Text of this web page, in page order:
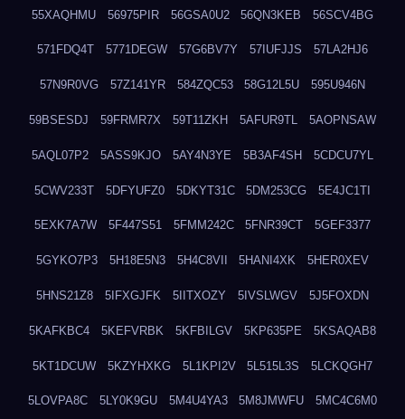
55XAQHMU 56975PIR 56GSA0U2 56QN3KEB 56SCV4BG
571FDQ4T 5771DEGW 57G6BV7Y 57IUFJJS 57LA2HJ6
57N9R0VG 57Z141YR 584ZQC53 58G12L5U 595U946N
59BSESDJ 59FRMR7X 59T11ZKH 5AFUR9TL 5AOPNSAW
5AQL07P2 5ASS9KJO 5AY4N3YE 5B3AF4SH 5CDCU7YL
5CWV233T 5DFYUFZ0 5DKYT31C 5DM253CG 5E4JC1TI
5EXK7A7W 5F447S51 5FMM242C 5FNR39CT 5GEF3377
5GYKO7P3 5H18E5N3 5H4C8VII 5HANI4XK 5HER0XEV
5HNS21Z8 5IFXGJFK 5IITXOZY 5IVSLWGV 5J5FOXDN
5KAFKBC4 5KEFVRBK 5KFBILGV 5KP635PE 5KSAQAB8
5KT1DCUW 5KZYHXKG 5L1KPI2V 5L515L3S 5LCKQGH7
5LOVPA8C 5LY0K9GU 5M4U4YA3 5M8JMWFU 5MC4C6M0